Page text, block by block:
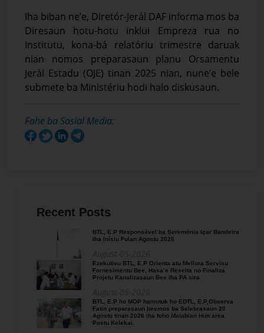
Iha biban ne’e, Diretór-Jerál DAF informa mos ba
Diresaun hotu-hotu inklui Empreza rua no
Institutu, kona-bá relatóriu trimestre daruak
nian nomos preparasaun planu Orsamentu
Jerál Estadu (OJE) tinan 2025 nian, nune’e bele
submete ba Ministériu hodi halo diskusaun.
Fahe ba Sosial Media:
Recent Posts
BTL, E.P Responsável ba Seremónia Içar Bandeira
iha Inísiu Fulan Agostu 2026
Ezekutivu BTL, E.P Orienta atu Mellora Servisu
Fornesimentu Bee, Hasa’e Reseita no Finaliza
Projetu Kanalizasaun Bee iha PA sira
BTL, E.P ho MOP hamutuk ho EDTL, E.P,Observa
Fatin preparasaun beemos ba Selebrasaun 20
Agostu tinan 2026 iha foho Matabian Hun area
Postu Kelekai.